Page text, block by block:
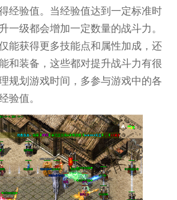
经验值。当经验值达到一定标准时
一级都会增加一定数量的战斗力。
能获得更多技能点和属性加成，还
和装备，这些都对提升战斗力有很
规划游戏时间，多参与游戏中的各
验值。